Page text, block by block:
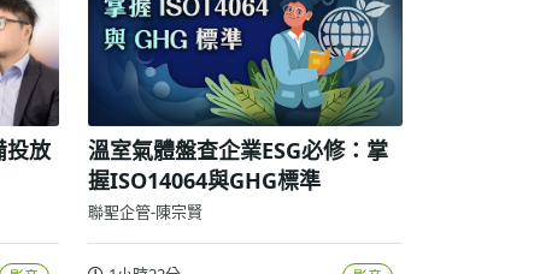
投放
溫室氣體盤查企業ESG必修：掌
握ISO14064與GHG標準
聯聖企管-陳宗賢